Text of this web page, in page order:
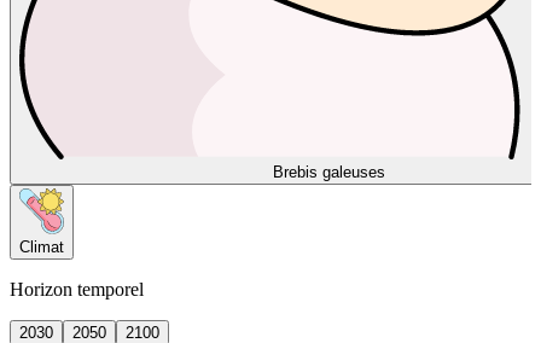
Brebis galeuses
Climat
Horizon temporel
2030 2050
2100